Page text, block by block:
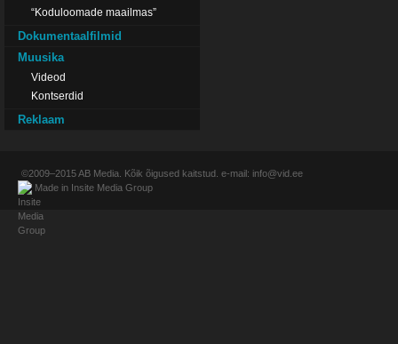
“Koduloomade maailmas”
Dokumentaalfilmid
Muusika
Videod
Kontserdid
Reklaam
©2009–2015AB Media . Kõik õigused kaitstud. e-mail: info@vid.ee
Made in Insite Media Group